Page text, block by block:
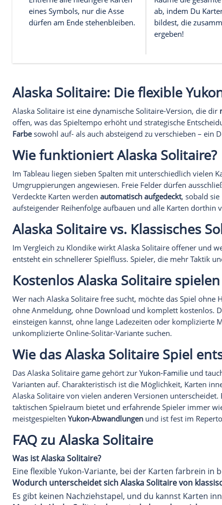
Anspruchsvolle Yukon-Variante
- hier musst Du mit gleichen
KOSTENLOS ONLINE SPIELEN
Solitär Asse hoch
Entferne alle niedrigere Karten
eines Symbols, nur die Asse
Solitär
Räume
ab,
ergeben!
Alaska Solitaire: Die
Alaska Solitaire ist eine dynamische Solitaire-
offen, was das Spieltempo erhöht und
Farbesowohl auf- als auch absteigend zu
Wie funktioniert Alaska
Im Tableau liegen sieben Spalten mit
Umgruppierungen angewiesen. Freie Felder
Verdeckte Karten werden
aufsteigender Reihenfolge aufbauen und alle
Alaska Solitaire vs.